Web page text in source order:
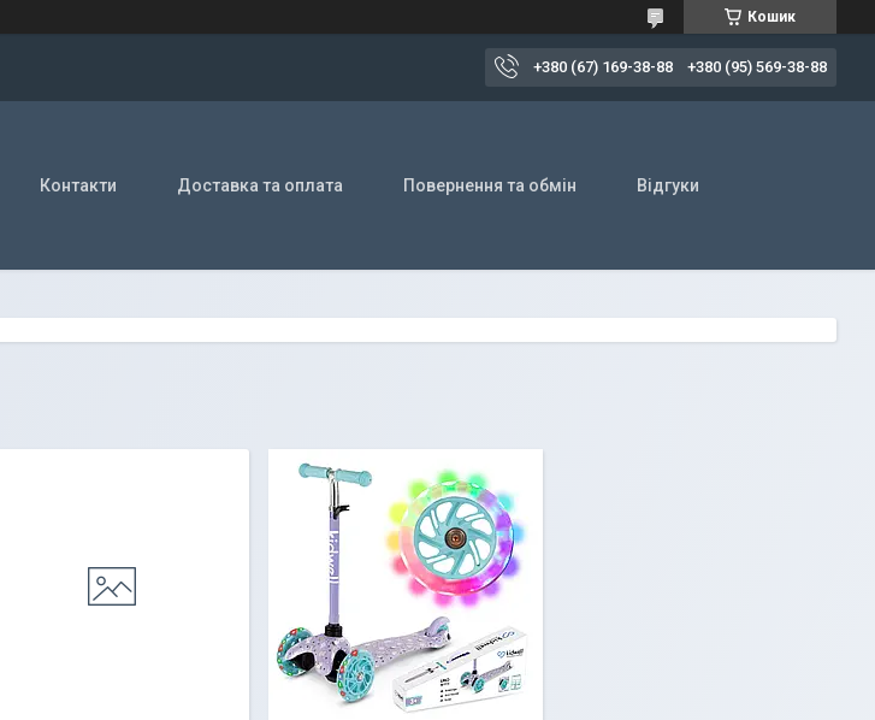
Кошик
+380 (67) 169-38-88 +380 (95) 569-38-88
Контакти Доставка та оплата Повернення та обмін Відгуки